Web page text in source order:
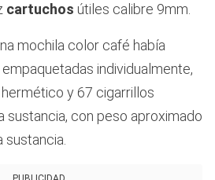
cartuchos útiles calibre 9mm.
mochila color café había
individualmente,
y 67 cigarrillos
sustancia, con peso aproximado
sustancia.